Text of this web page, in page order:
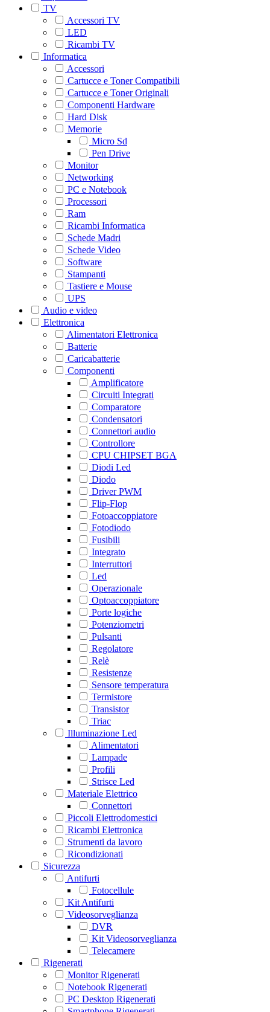
TV
Accessori TV
LED
Ricambi TV
Informatica
Accessori
Cartucce e Toner Compatibili
Cartucce e Toner Originali
Componenti Hardware
Hard Disk
Memorie
Micro Sd
Pen Drive
Monitor
Networking
PC e Notebook
Processori
Ram
Ricambi Informatica
Schede Madri
Schede Video
Software
Stampanti
Tastiere e Mouse
UPS
Audio e video
Elettronica
Alimentatori Elettronica
Batterie
Caricabatterie
Componenti
Amplificatore
Circuiti Integrati
Comparatore
Condensatori
Connettori audio
Controllore
CPU CHIPSET BGA
Diodi Led
Diodo
Driver PWM
Flip-Flop
Fotoaccoppiatore
Fotodiodo
Fusibili
Integrato
Interruttori
Led
Operazionale
Optoaccoppiatore
Porte logiche
Potenziometri
Pulsanti
Regolatore
Relè
Resistenze
Sensore temperatura
Termistore
Transistor
Triac
Illuminazione Led
Alimentatori
Lampade
Profili
Strisce Led
Materiale Elettrico
Connettori
Piccoli Elettrodomestici
Ricambi Elettronica
Strumenti da lavoro
Ricondizionati
Sicurezza
Antifurti
Fotocellule
Kit Antifurti
Videosorveglianza
DVR
Kit Videosorveglianza
Telecamere
Rigenerati
Monitor Rigenerati
Notebook Rigenerati
PC Desktop Rigenerati